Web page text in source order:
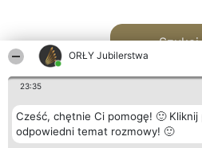
ORŁY Jubilerstwa
23:35
Cześć, chętnie Ci pomogę! 🙂 Kliknij
odpowiedni temat rozmowy! 🙂
Szukaj